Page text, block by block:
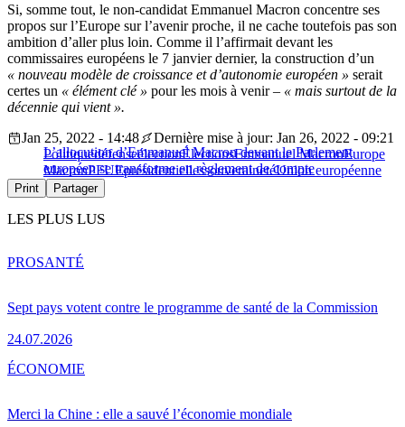
Si, somme tout, le non-candidat Emmanuel Macron concentre ses
propos sur l’Europe sur l’avenir proche, il ne cache toutefois pas son
ambition d’aller plus loin. Comme il l’affirmait devant les
commissaires européens le 7 janvier dernier, la construction d’un
« nouveau modèle de croissance et d’autonomie européen » serait
certes un « élément clé » pour les mois à venir – « mais surtout de la
décennie qui vient ».
L’allocution d’Emmanuel Macron devant le Parlement
européen se transforme en règlement de compte
Jan 25, 2022 - 14:48
Dernière mise à jour: Jan 26, 2022 - 09:21
PolitiquedéfenseélectionÉlectionsEmmanuel MacronEurope
MacronPFUEprésidentiellessouverainetéUnion européenne
Print Partager
LES PLUS LUS
Sept pays votent contre le programme de santé de la Commission
24.07.2026
PROSANTÉ
Merci la Chine : elle a sauvé l’économie mondiale
ÉCONOMIE